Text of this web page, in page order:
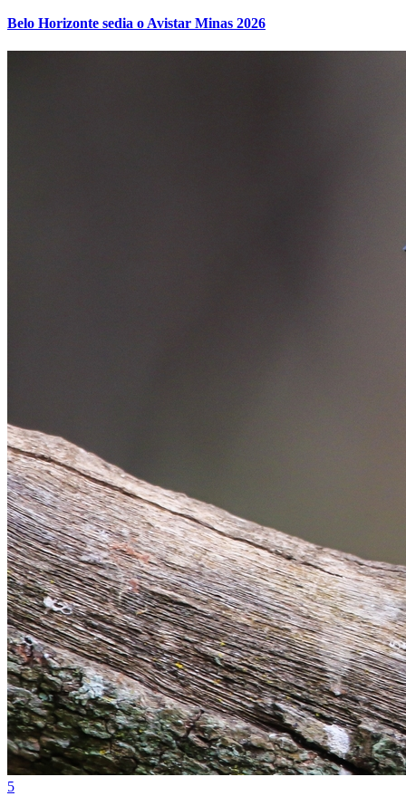
Bahia
Belo Horizonte sedia o Avistar Minas 2026
5